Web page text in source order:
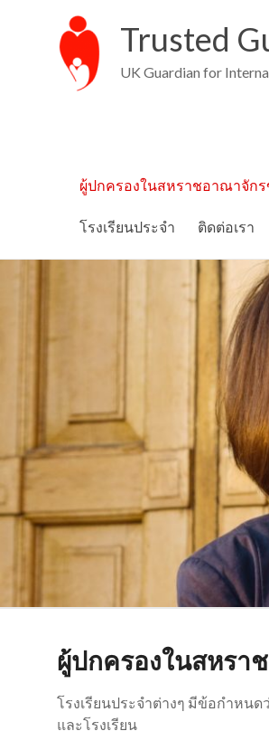
Trusted
UK Guardian for
ผู้ปกครองในสหราชอาณาจักร
โรงเรียนประจำ ติดต่อเรา
ผู้ปกครองในสหรา
โรงเรียนประจำต่างๆ มีข้อกำหน
และโรงเรียน